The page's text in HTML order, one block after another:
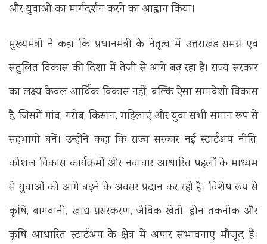
और युवाओं का मार्गदर्शन करने का आह्वान किया।
मुख्यमंत्री ने कहा कि प्रधानमंत्री के नेतृत्व में उत्तराखंड समग्र एवं
संतुलित विकास की दिशा में तेजी से आगे बढ़ रहा है। राज्य सरकार
का लक्ष्य केवल आर्थिक विकास नहीं, बल्कि ऐसा समावेशी विकास
है, जिसमें गांव, गरीब, किसान, महिलाएं और युवा सभी समान रूप से
सहभागी बनें। उन्होंने कहा कि राज्य सरकार नई स्टार्टअप नीति,
कौशल विकास कार्यक्रमों और नवाचार आधारित पहलों के माध्यम
से युवाओं को आगे बढ़ने के अवसर प्रदान कर रही है। विशेष रूप से
कृषि, बागवानी, खाद्य प्रसंस्करण, जैविक खेती, ड्रोन तकनीक और
कृषि आधारित स्टार्टअप के क्षेत्र में अपार संभावनाएं मौजूद हैं।